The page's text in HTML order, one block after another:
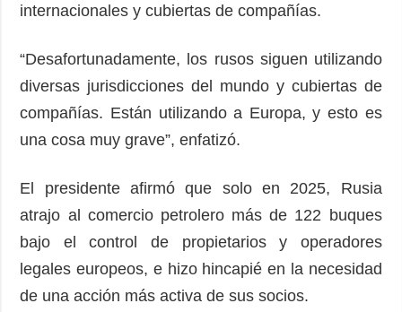
internacionales y cubiertas de compañías.
“Desafortunadamente, los rusos siguen utilizando
diversas jurisdicciones del mundo y cubiertas de
compañías. Están utilizando a Europa, y esto es
una cosa muy grave”, enfatizó.
El presidente afirmó que solo en 2025, Rusia
atrajo al comercio petrolero más de 122 buques
bajo el control de propietarios y operadores
legales europeos, e hizo hincapié en la necesidad
de una acción más activa de sus socios.